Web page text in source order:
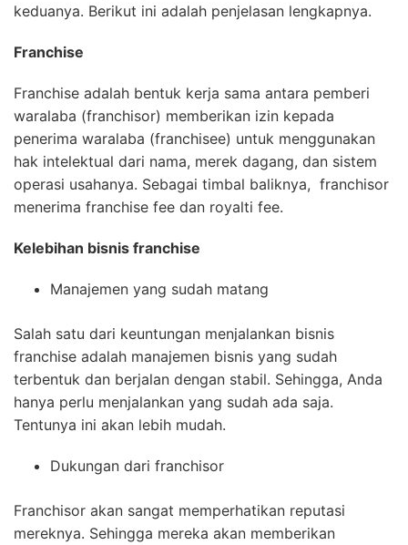
keduanya. Berikut ini adalah penjelasan lengkapnya.
Franchise
Franchise adalah bentuk kerja sama antara pemberi
waralaba (franchisor) memberikan izin kepada
penerima waralaba (franchisee) untuk menggunakan
hak intelektual dari nama, merek dagang, dan sistem
operasi usahanya. Sebagai timbal baliknya, franchisor
menerima franchise fee dan royalti fee.
Kelebihan bisnis franchise
Manajemen yang sudah matang
Salah satu dari keuntungan menjalankan bisnis
franchise adalah manajemen bisnis yang sudah
terbentuk dan berjalan dengan stabil. Sehingga, Anda
hanya perlu menjalankan yang sudah ada saja.
Tentunya ini akan lebih mudah.
Dukungan dari franchisor
Franchisor akan sangat memperhatikan reputasi
mereknya. Sehingga mereka akan memberikan